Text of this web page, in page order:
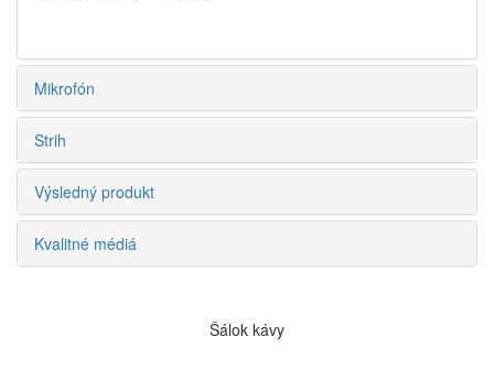
Mikrofón
Strih
Výsledný produkt
Kvalitné médiá
Šálok kávy